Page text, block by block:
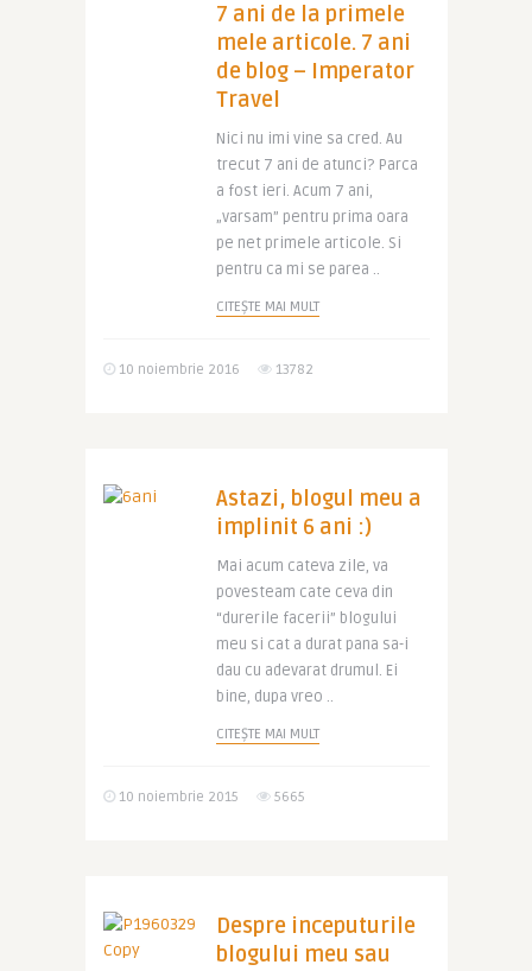
7 ani de la primele
mele articole. 7 ani
de blog – Imperator
Travel
Nici nu imi vine sa cred. Au
trecut 7 ani de atunci? Parca
a fost ieri. Acum 7 ani,
„varsam” pentru prima oara
pe net primele articole. Si
pentru ca mi se parea ..
CITEȘTE MAI MULT
10 noiembrie 2016 13782
Astazi, blogul meu a
implinit 6 ani :)
Mai acum cateva zile, va
povesteam cate ceva din
“durerile facerii” blogului
meu si cat a durat pana sa-i
dau cu adevarat drumul. Ei
bine, dupa vreo ..
CITEȘTE MAI MULT
10 noiembrie 2015 5665
Despre inceputurile
blogului meu sau